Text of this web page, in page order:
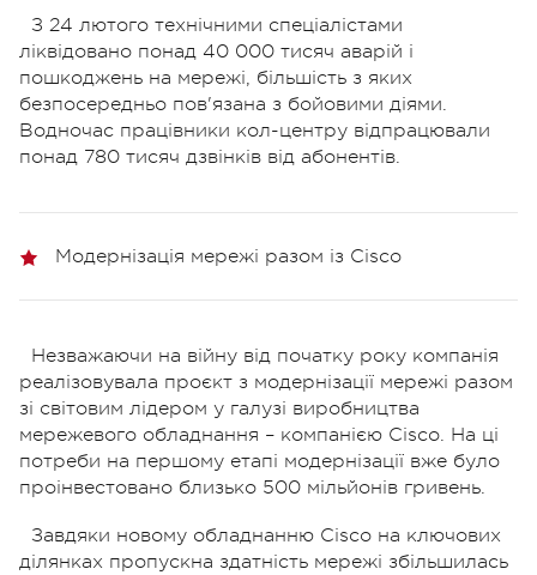
З 24 лютого технічними спеціалістами
ліквідовано понад 40 000 тисяч аварій і
пошкоджень на мережі, більшість з яких
безпосередньо пов'язана з бойовими діями.
Водночас працівники кол-центру відпрацювали
понад 780 тисяч дзвінків від абонентів.
Модернізація мережі разом із Cisco
Незважаючи на війну від початку року компанія
реалізовувала проєкт з модернізації мережі разом
зі світовим лідером у галузі виробництва
мережевого обладнання – компанією Cisco. На ці
потреби на першому етапі модернізації вже було
проінвестовано близько 500 мільйонів гривень.
Завдяки новому обладнанню Cisco на ключових
ділянках пропускна здатність мережі збільшилась